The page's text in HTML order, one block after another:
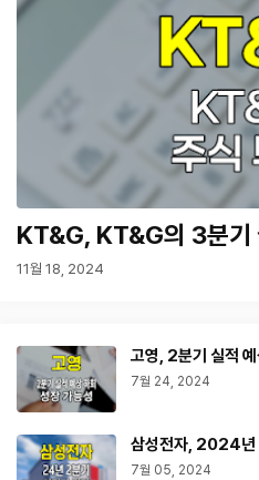
KT&G, KT&G의 3분기
11월 18, 2024
고영, 2분기 실적
7월 24, 2024
삼성전자, 2024년
7월 05, 2024